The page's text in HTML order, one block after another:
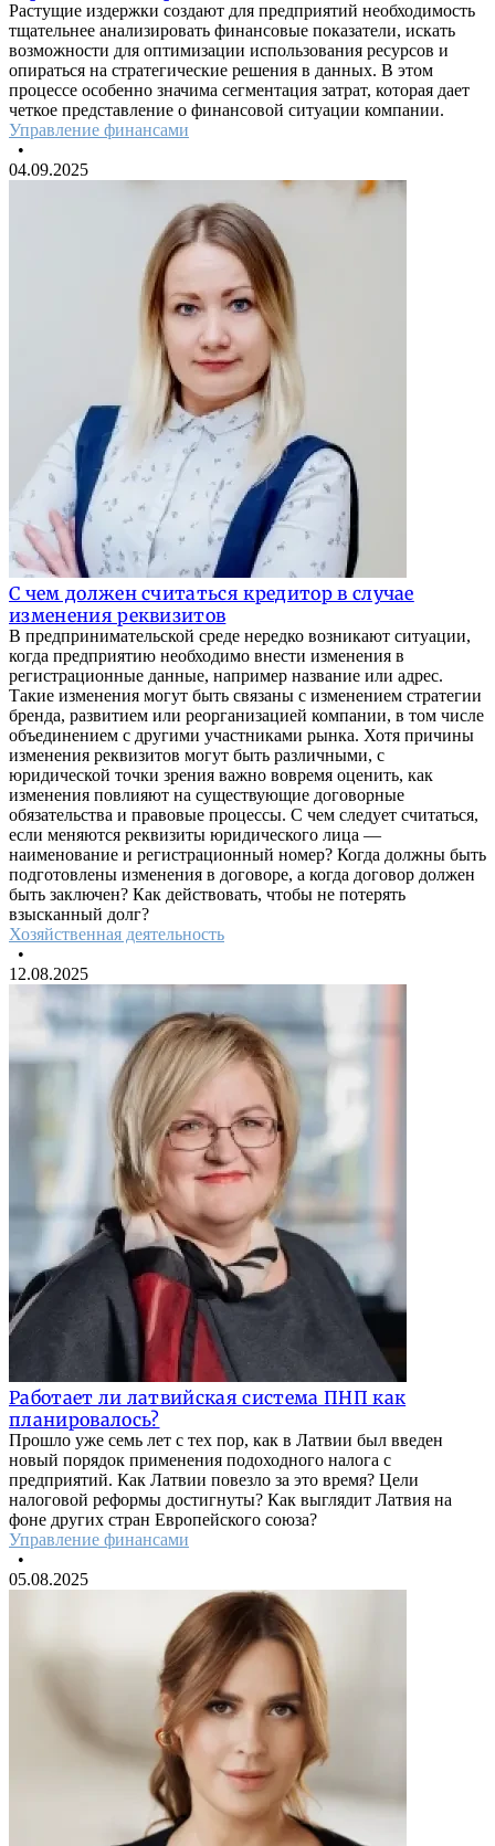
Растущие издержки создают для предприятий необходимость
тщательнее анализировать финансовые показатели, искать
возможности для оптимизации использования ресурсов и
опираться на стратегические решения в данных. В этом
процессе особенно значима сегментация затрат, которая дает
четкое представление о финансовой ситуации компании.
Управление финансами
•
04.09.2025
С чем должен считаться кредитор в случае
изменения реквизитов
В предпринимательской среде нередко возникают ситуации,
когда предприятию необходимо внести изменения в
регистрационные данные, например название или адрес.
Такие изменения могут быть связаны с изменением стратегии
бренда, развитием или реорганизацией компании, в том числе
объединением с другими участниками рынка. Хотя причины
изменения реквизитов могут быть различными, с
юридической точки зрения важно вовремя оценить, как
изменения повлияют на существующие договорные
обязательства и правовые процессы. С чем следует считаться,
если меняются реквизиты юридического лица —
наименование и регистрационный номер? Когда должны быть
подготовлены изменения в договоре, а когда договор должен
быть заключен? Как действовать, чтобы не потерять
взысканный долг?
Хозяйственная деятельность
•
12.08.2025
Работает ли латвийская система ПНП как
планировалось?
Прошло уже семь лет с тех пор, как в Латвии был введен
новый порядок применения подоходного налога с
предприятий. Как Латвии повезло за это время? Цели
налоговой реформы достигнуты? Как выглядит Латвия на
фоне других стран Европейского союза?
Управление финансами
•
05.08.2025